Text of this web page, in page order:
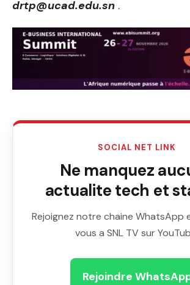
drtp@ucad.edu.sn .
SOCIAL NET LINK
Ne manquez
actualite tech et
Rejoignez notre chaine WhatsApp
vous a SNL TV sur
Rejoindre